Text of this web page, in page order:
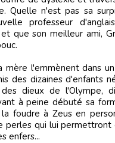
Quelle n'est pas sa
professeur
que son meilleur ami,
mère l'emmènent dans
des dizaines d'enfants
dieux de l'Olympe,
à peine débuté sa
foudre à Zeus en
perles qui lui permettront
enfers...